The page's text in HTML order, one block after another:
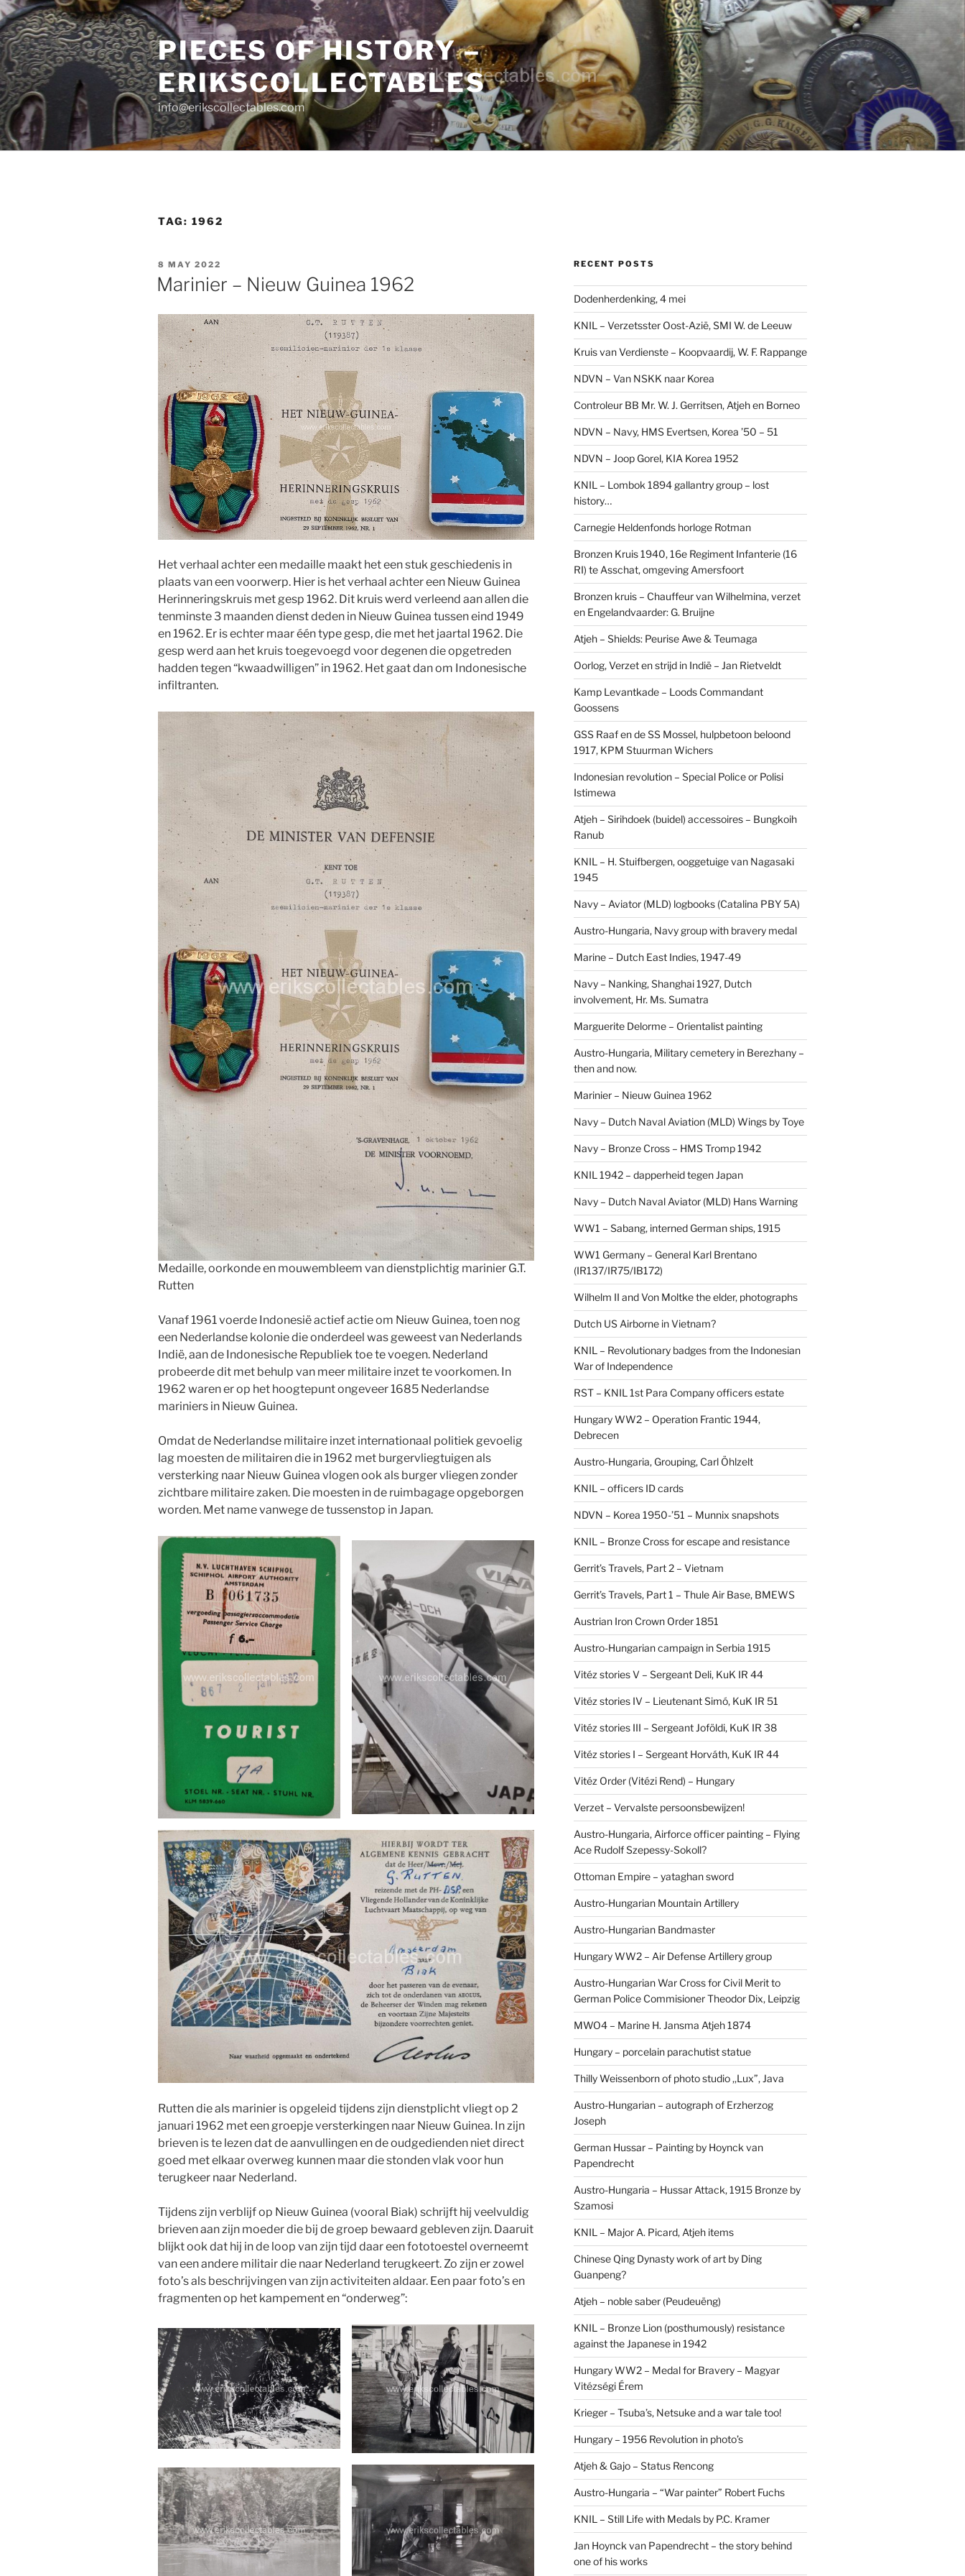
Skip
to
content
PIECES OF HISTORY –
ERIKSCOLLECTABLES
info@erikscollectables.com
TAG: 1962
POSTED
ON
8 MAY 2022
Marinier – Nieuw Guinea 1962
Het verhaal achter een medaille maakt het een stuk geschiedenis in
plaats van een voorwerp. Hier is het verhaal achter een Nieuw Guinea
Herinneringskruis met gesp 1962. Dit kruis werd verleend aan allen die
tenminste 3 maanden dienst deden in Nieuw Guinea tussen eind 1949
en 1962. Er is echter maar één type gesp, die met het jaartal 1962. Die
gesp werd aan het kruis toegevoegd voor degenen die opgetreden
hadden tegen “kwaadwilligen” in 1962. Het gaat dan om Indonesische
infiltranten.
Medaille, oorkonde en mouwembleem van dienstplichtig marinier G.T.
Rutten
Vanaf 1961 voerde Indonesië actief actie om Nieuw Guinea, toen nog
een Nederlandse kolonie die onderdeel was geweest van Nederlands
Indië, aan de Indonesische Republiek toe te voegen. Nederland
probeerde dit met behulp van meer militaire inzet te voorkomen. In
1962 waren er op het hoogtepunt ongeveer 1685 Nederlandse
mariniers in Nieuw Guinea.
Omdat de Nederlandse militaire inzet internationaal politiek gevoelig
lag moesten de militairen die in 1962 met burgervliegtuigen als
versterking naar Nieuw Guinea vlogen ook als burger vliegen zonder
zichtbare militaire zaken. Die moesten in de ruimbagage opgeborgen
worden. Met name vanwege de tussenstop in Japan.
Rutten die als marinier is opgeleid tijdens zijn dienstplicht vliegt op 2
januari 1962 met een groepje versterkingen naar Nieuw Guinea. In zijn
brieven is te lezen dat de aanvullingen en de oudgedienden niet direct
goed met elkaar overweg kunnen maar die stonden vlak voor hun
terugkeer naar Nederland.
Tijdens zijn verblijf op Nieuw Guinea (vooral Biak) schrijft hij veelvuldig
brieven aan zijn moeder die bij de groep bewaard gebleven zijn. Daaruit
blijkt ook dat hij in de loop van zijn tijd daar een fototoestel overneemt
van een andere militair die naar Nederland terugkeert. Zo zijn er zowel
foto’s als beschrijvingen van zijn activiteiten aldaar. Een paar foto’s en
fragmenten op het kampement en “onderweg”:
RECENT POSTS
Dodenherdenking, 4 mei
KNIL – Verzetsster Oost-Azië, SMI W. de Leeuw
Kruis van Verdienste – Koopvaardij, W. F. Rappange
NDVN – Van NSKK naar Korea
Controleur BB Mr. W. J. Gerritsen, Atjeh en Borneo
NDVN – Navy, HMS Evertsen, Korea ’50 – 51
NDVN – Joop Gorel, KIA Korea 1952
KNIL – Lombok 1894 gallantry group – lost
history…
Carnegie Heldenfonds horloge Rotman
Bronzen Kruis 1940, 16e Regiment Infanterie (16
RI) te Asschat, omgeving Amersfoort
Bronzen kruis – Chauffeur van Wilhelmina, verzet
en Engelandvaarder: G. Bruijne
Atjeh – Shields: Peurise Awe & Teumaga
Oorlog, Verzet en strijd in Indië – Jan Rietveldt
Kamp Levantkade – Loods Commandant
Goossens
GSS Raaf en de SS Mossel, hulpbetoon beloond
1917, KPM Stuurman Wichers
Indonesian revolution – Special Police or Polisi
Istimewa
Atjeh – Sirihdoek (buidel) accessoires – Bungkoih
Ranub
KNIL – H. Stuifbergen, ooggetuige van Nagasaki
1945
Navy – Aviator (MLD) logbooks (Catalina PBY 5A)
Austro-Hungaria, Navy group with bravery medal
Marine – Dutch East Indies, 1947-49
Navy – Nanking, Shanghai 1927, Dutch
involvement, Hr. Ms. Sumatra
Marguerite Delorme – Orientalist painting
Austro-Hungaria, Military cemetery in Berezhany –
then and now.
Marinier – Nieuw Guinea 1962
Navy – Dutch Naval Aviation (MLD) Wings by Toye
Navy – Bronze Cross – HMS Tromp 1942
KNIL 1942 – dapperheid tegen Japan
Navy – Dutch Naval Aviator (MLD) Hans Warning
WW1 – Sabang, interned German ships, 1915
WW1 Germany – General Karl Brentano
(IR137/IR75/IB172)
Wilhelm II and Von Moltke the elder, photographs
Dutch US Airborne in Vietnam?
KNIL – Revolutionary badges from the Indonesian
War of Independence
RST – KNIL 1st Para Company officers estate
Hungary WW2 – Operation Frantic 1944,
Debrecen
Austro-Hungaria, Grouping, Carl Öhlzelt
KNIL – officers ID cards
NDVN – Korea 1950-’51 – Munnix snapshots
KNIL – Bronze Cross for escape and resistance
Gerrit’s Travels, Part 2 – Vietnam
Gerrit’s Travels, Part 1 – Thule Air Base, BMEWS
Austrian Iron Crown Order 1851
Austro-Hungarian campaign in Serbia 1915
Vitéz stories V – Sergeant Deli, KuK IR 44
Vitéz stories IV – Lieutenant Simó, KuK IR 51
Vitéz stories III – Sergeant Joföldi, KuK IR 38
Vitéz stories I – Sergeant Horváth, KuK IR 44
Vitéz Order (Vitézi Rend) – Hungary
Verzet – Vervalste persoonsbewijzen!
Austro-Hungaria, Airforce officer painting – Flying
Ace Rudolf Szepessy-Sokoll?
Ottoman Empire – yataghan sword
Austro-Hungarian Mountain Artillery
Austro-Hungarian Bandmaster
Hungary WW2 – Air Defense Artillery group
Austro-Hungarian War Cross for Civil Merit to
German Police Commisioner Theodor Dix, Leipzig
MWO4 – Marine H. Jansma Atjeh 1874
Hungary – porcelain parachutist statue
Thilly Weissenborn of photo studio ,,Lux”, Java
Austro-Hungarian – autograph of Erzherzog
Joseph
German Hussar – Painting by Hoynck van
Papendrecht
Austro-Hungaria – Hussar Attack, 1915 Bronze by
Szamosi
KNIL – Major A. Picard, Atjeh items
Chinese Qing Dynasty work of art by Ding
Guanpeng?
Atjeh – noble saber (Peudeuëng)
KNIL – Bronze Lion (posthumously) resistance
against the Japanese in 1942
Hungary WW2 – Medal for Bravery – Magyar
Vitézségi Érem
Krieger – Tsuba’s, Netsuke and a war tale too!
Hungary – 1956 Revolution in photo’s
Atjeh & Gajo – Status Rencong
Austro-Hungaria – “War painter” Robert Fuchs
KNIL – Still Life with Medals by P.C. Kramer
Jan Hoynck van Papendrecht – the story behind
one of his works